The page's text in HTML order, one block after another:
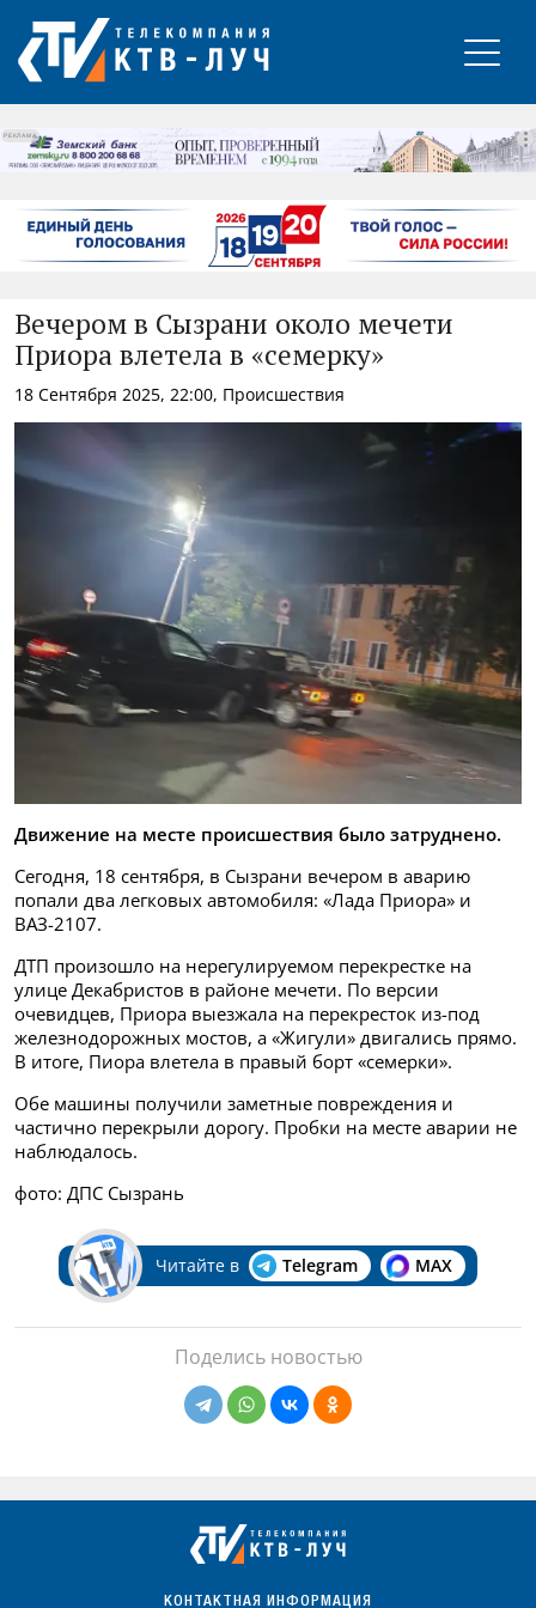
РЕКЛАМА
Вечером в Сызрани около мечети
Приора влетела в «семерку»
18 Сентября 2025, 22:00, Происшествия
Движение на месте происшествия было затруднено.
Сегодня, 18 сентября, в Сызрани вечером в аварию
попали два легковых автомобиля: «Лада Приора» и
ВАЗ-2107.
ДТП произошло на нерегулируемом перекрестке на
улице Декабристов в районе мечети. По версии
очевидцев, Приора выезжала на перекресток из-под
железнодорожных мостов, а «Жигули» двигались прямо.
В итоге, Пиора влетела в правый борт «семерки».
Обе машины получили заметные повреждения и
частично перекрыли дорогу. Пробки на месте аварии не
наблюдалось.
фото: ДПС Сызрань
Читайте в Telegram MAX
Поделись новостью
КОНТАКТНАЯ ИНФОРМАЦИЯ